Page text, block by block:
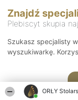
ORŁY
Znajdź
Plebiscyt skupia
Szukasz specjalisty
wyszukiwarkę.